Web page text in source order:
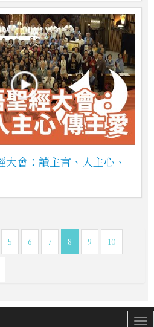
會：讀主言、入主心、
5 6 7 8 9 10